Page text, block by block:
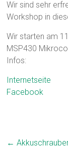
Wir sind sehr
Workshop in
Wir starten am
MSP430
Infos:
Internetseite
Facebook
←